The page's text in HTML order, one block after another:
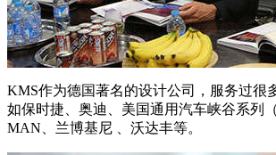
KMS作为德国著名的设计公司，服务过很
如保时捷、奥迪、美国通用汽车峡谷系列
MAN、兰博基尼 、沃达丰等。